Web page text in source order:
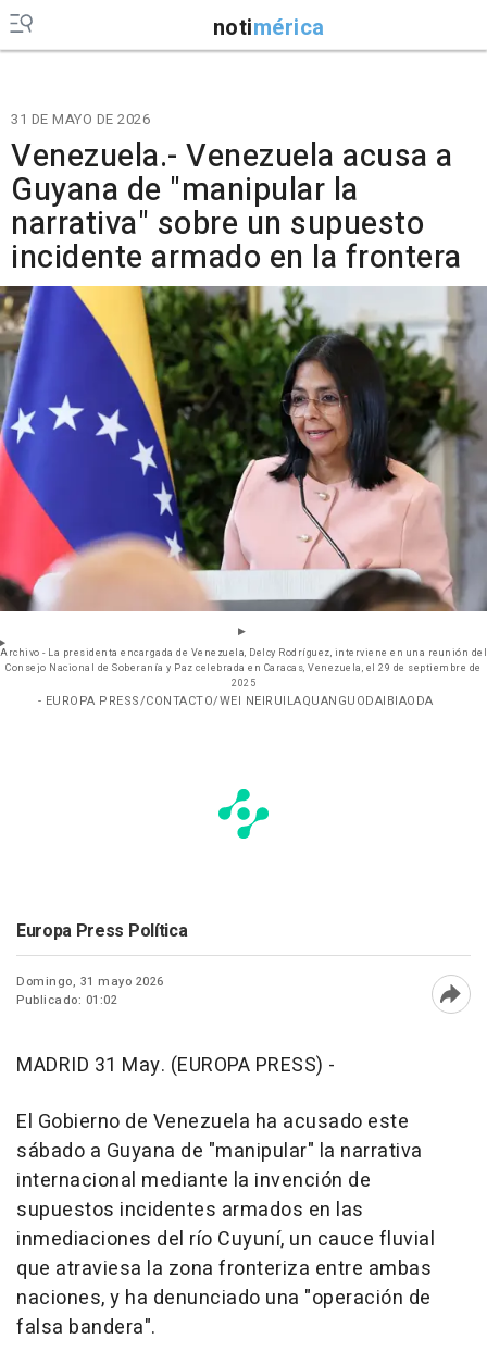
notimérica
31 DE MAYO DE 2026
Venezuela.- Venezuela acusa a
Guyana de "manipular la
narrativa" sobre un supuesto
incidente armado en la frontera
Archivo - La presidenta encargada de Venezuela, Delcy Rodríguez, interviene en una reunión del
Consejo Nacional de Soberanía y Paz celebrada en Caracas, Venezuela, el 29 de septiembre de
2025
- EUROPA PRESS/CONTACTO/WEI NEIRUILAQUANGUODAIBIAODA
Europa Press Política
Domingo, 31 mayo 2026
Publicado: 01:02
MADRID 31 May. (EUROPA PRESS) -
El Gobierno de Venezuela ha acusado este
sábado a Guyana de "manipular" la narrativa
internacional mediante la invención de
supuestos incidentes armados en las
inmediaciones del río Cuyuní, un cauce fluvial
que atraviesa la zona fronteriza entre ambas
naciones, y ha denunciado una "operación de
falsa bandera".